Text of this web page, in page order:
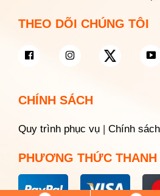
THEO DÕI CHÚNG TÔI
CHÍNH SÁCH
Quy trình phục vụ | Chính
PHƯƠNG THỨC THANH